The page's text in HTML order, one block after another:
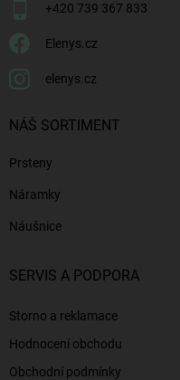
+420 739 367 833
Elenys.cz
elenys.cz
NÁŠ SORTIMENT
Prsteny
Náramky
Náušnice
SERVIS A PODPORA
Storno a reklamace
Hodnocení obchodu
Obchodní podmínky